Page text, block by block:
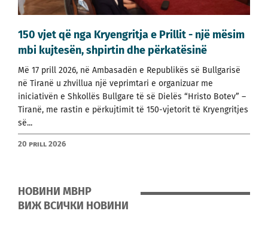
150 vjet që nga Kryengritja e Prillit - një mësim
mbi kujtesën, shpirtin dhe përkatësinë
Më 17 prill 2026, në Ambasadën e Republikës së Bullgarisë
në Tiranë u zhvillua një veprimtari e organizuar me
iniciativën e Shkollës Bullgare të së Dielës “Hristo Botev” –
Tiranë, me rastin e përkujtimit të 150-vjetorit të Kryengritjes
së...
20 prill 2026
НОВИНИ МВНР
ВИЖ ВСИЧКИ НОВИНИ